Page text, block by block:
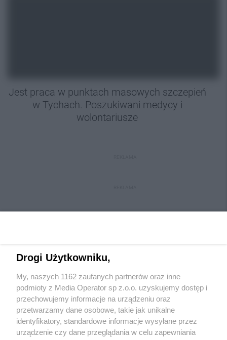
Jest praca w punktach masowych szczepień
w Tychach. Poszukiwani medycy i
wolontariusze
Wydawca mediówlokalnych
Drogi Użytkowniku,
My, naszych 1162 zaufanych partnerów oraz inne
podmioty z Media Operator sp z.o.o. uzyskujemy dostęp i
przechowujemy informacje na urządzeniu oraz
przetwarzamy dane osobowe, takie jak unikalne
identyfikatory, standardowe informacje wysyłane przez
urządzenie czy dane przeglądania w celu zapewniania